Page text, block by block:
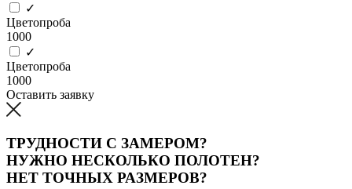
✓
Цветопроба
1000
✓
Цветопроба
1000
Оставить заявку
ТРУДНОСТИ С ЗАМЕРОМ?
НУЖНО НЕСКОЛЬКО ПОЛОТЕН?
НЕТ ТОЧНЫХ РАЗМЕРОВ?